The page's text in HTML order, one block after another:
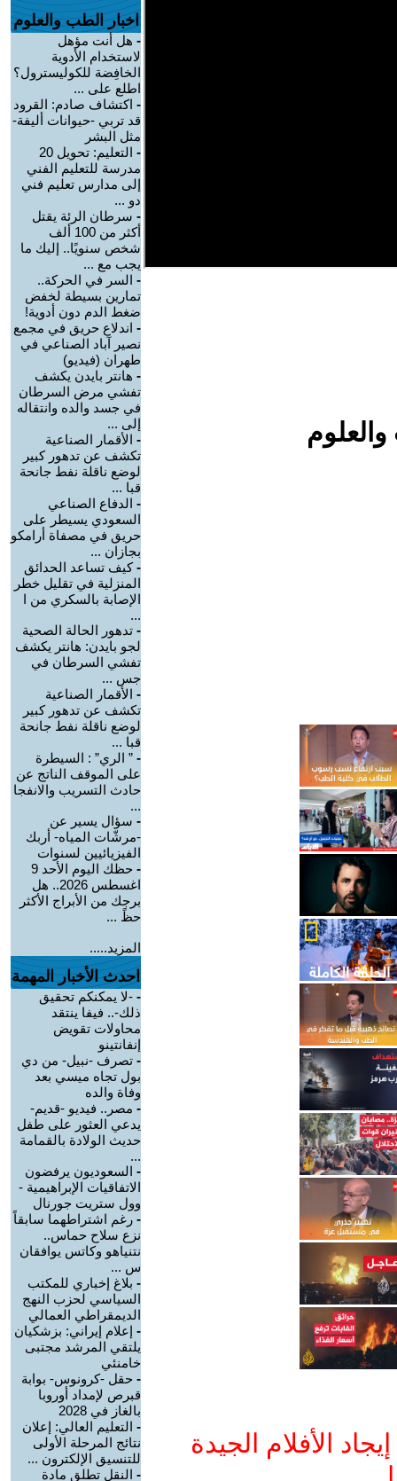
الأفلام الجيدة
اخبار الطب والعلوم
- هل أنت مؤهل
لاستخدام الأدوية
الخافِضة للكوليسترول؟
اطلع على ...
- اكتشاف صادم: القرود
قد تربي -حيوانات أليفة-
مثل البشر
-
التعليم: تحويل 20
مدرسة للتعليم الفني
إلى مدارس تعليم فني
دو ...
- سرطان الرئة يقتل
أكثر من 100 ألف
شخص سنويًا.. إليك ما
يجب مع ...
- السر في الحركة..
تمارين بسيطة لخفض
ضغط الدم دون أدوية!
- اندلاع حريق في مجمع
نصير آباد الصناعي في
طهران (فيديو)
- هانتر بايدن يكشف
تفشي مرض السرطان
في جسد والده وانتقاله
إلى ...
- الأقمار الصناعية
تكشف عن تدهور كبير
لوضع ناقلة نفط جانحة
قبا ...
- الدفاع الصناعي
السعودي يسيطر على
حريق في مصفاة أرامكو
بجازان ...
-كيف تساعد الحدائق
المنزلية في تقليل خطر
الإصابة بالسكري من ا
...
- تدهور الحالة الصحية
لجو بايدن: هانتر يكشف
تفشي السرطان في
جس ...
- الأقمار الصناعية
تكشف عن تدهور كبير
لوضع ناقلة نفط جانحة
قبا ...
- ” الري” : السيطرة
على الموقف الناتج عن
حادث التسريب والانفجا
...
- سؤال يسير عن
-مرشّات المياه- أربك
الفيزيائيين لسنوات
-
حظك اليوم الأحد 9
اغسطس 2026.. هل
برجك من الأبراج الأكثر
حظً ...
المزيد.....
احدث الأخبار المهمة
- -لا يمكنكم تحقيق
ذلك-.. فيفا ينتقد
محاولات تقويض
إنفانتينو
- تصرف -نبيل- من دي
بول تجاه ميسي بعد
وفاة والده
- مصر.. فيديو -قديم-
يدعي العثور على طفل
حديث الولادة بالقمامة
...
- السعوديون يرفضون
الاتفاقيات الإبراهيمية -
وول ستريت جورنال
- رغم اشتراطهما سابقاً
نزع سلاح حماس..
نتنياهو وكاتس يوافقان
س ...
- بلاغ إخباري للمكتب
السياسي لحزب النهج
الديمقراطي العمالي
- إعلام إيراني: بزشكيان
يلتقي المرشد مجتبى
خامنئي
- حقل -كرونوس- بوابة
قبرص لإمداد أوروبا
بالغاز في 2028
- التعليم العالي: إعلان
نتائج المرحلة الأولى
للتنسيق الإلكترون ...
- النقل تطلق مادة